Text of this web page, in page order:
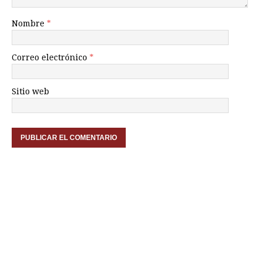
Nombre *
Correo electrónico *
Sitio web